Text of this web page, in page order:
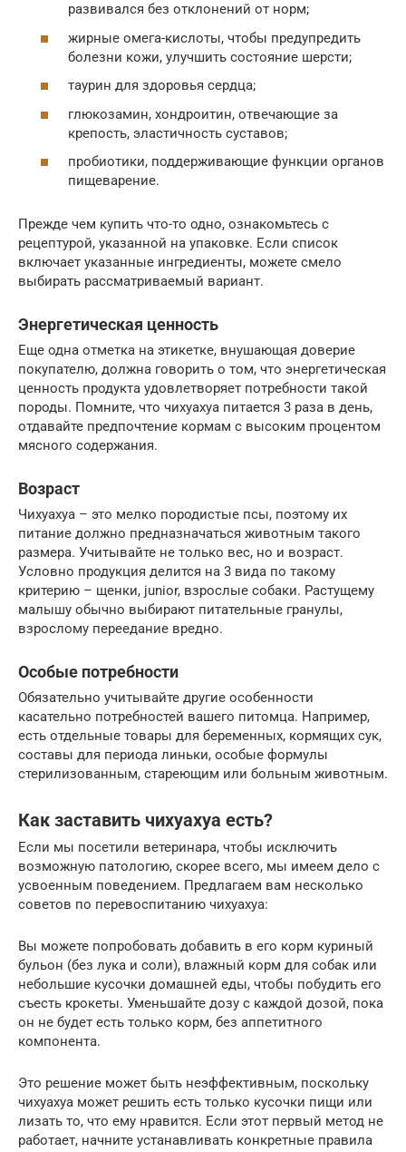
развивался без отклонений от норм;
жирные омега-кислоты, чтобы предупредить
болезни кожи, улучшить состояние шерсти;
таурин для здоровья сердца;
глюкозамин, хондроитин, отвечающие за
крепость, эластичность суставов;
пробиотики, поддерживающие функции органов
пищеварение.
Прежде чем купить что-то одно, ознакомьтесь с
рецептурой, указанной на упаковке. Если список
включает указанные ингредиенты, можете смело
выбирать рассматриваемый вариант.
Энергетическая ценность
Еще одна отметка на этикетке, внушающая доверие
покупателю, должна говорить о том, что энергетическая
ценность продукта удовлетворяет потребности такой
породы. Помните, что чихуахуа питается 3 раза в день,
отдавайте предпочтение кормам с высоким процентом
мясного содержания.
Возраст
Чихуахуа – это мелко породистые псы, поэтому их
питание должно предназначаться животным такого
размера. Учитывайте не только вес, но и возраст.
Условно продукция делится на 3 вида по такому
критерию – щенки, junior, взрослые собаки. Растущему
малышу обычно выбирают питательные гранулы,
взрослому переедание вредно.
Особые потребности
Обязательно учитывайте другие особенности
касательно потребностей вашего питомца. Например,
есть отдельные товары для беременных, кормящих сук,
составы для периода линьки, особые формулы
стерилизованным, стареющим или больным животным.
Как заставить чихуахуа есть?
Если мы посетили ветеринара, чтобы исключить
возможную патологию, скорее всего, мы имеем дело с
усвоенным поведением. Предлагаем вам несколько
советов по перевоспитанию чихуахуа:
Вы можете попробовать добавить в его корм куриный
бульон (без лука и соли), влажный корм для собак или
небольшие кусочки домашней еды, чтобы побудить его
съесть крокеты. Уменьшайте дозу с каждой дозой, пока
он не будет есть только корм, без аппетитного
компонента.
Это решение может быть неэффективным, поскольку
чихуахуа может решить есть только кусочки пищи или
лизать то, что ему нравится. Если этот первый метод не
работает, начните устанавливать конкретные правила